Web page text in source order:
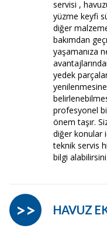
servisi ,
yüzme keyfi
diğer
bakımdan
yaşamanıza
yedek
profesyonel
önem taşır.
diğer konular
teknik servis
bilgi
HAVUZ
>>